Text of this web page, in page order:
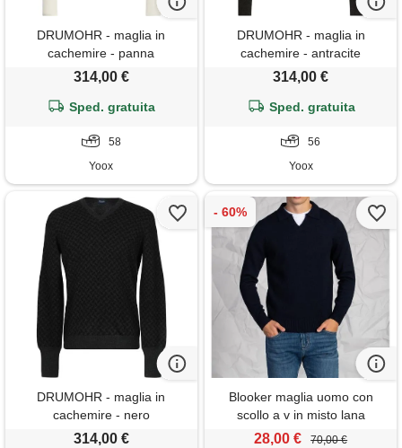
DRUMOHR - maglia in
cachemire - panna
314,00 €
Sped. gratuita
58
Yoox
DRUMOHR - maglia in
cachemire - antracite
314,00 €
Sped. gratuita
56
Yoox
DRUMOHR - maglia in
cachemire - nero
314,00 €
Blooker maglia uomo con
scollo a v in misto lana
28,00 € 70,00 €